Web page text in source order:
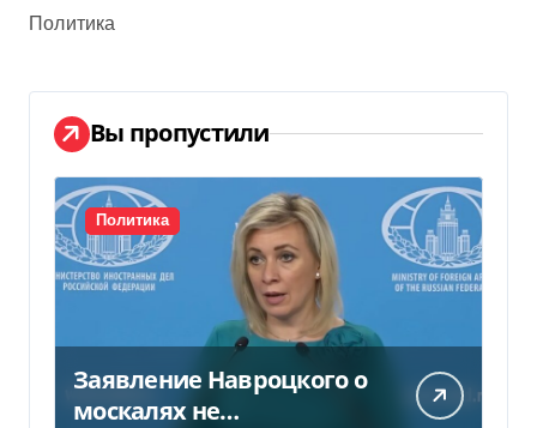
Политика
Вы пропустили
Политика
Заявление Навроцкого о
москалях не